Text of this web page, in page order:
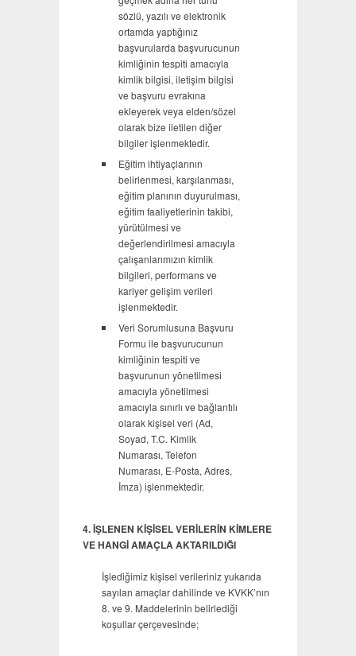
sözlü, yazılı ve elektronik
ortamda yaptığınız
başvurularda başvurucunun
kimliğinin tespiti amacıyla
kimlik bilgisi, iletişim bilgisi
ve başvuru evrakına
ekleyerek veya elden/sözel
olarak bize iletilen diğer
bilgiler işlenmektedir.
Eğitim ihtiyaçlarının
belirlenmesi, karşılanması,
eğitim planının duyurulması,
eğitim faaliyetlerinin takibi,
yürütülmesi ve
değerlendirilmesi amacıyla
çalışanlarımızın kimlik
bilgileri, performans ve
kariyer gelişim verileri
işlenmektedir.
Veri Sorumlusuna Başvuru
Formu ile başvurucunun
kimliğinin tespiti ve
başvurunun yönetilmesi
amacıyla yönetilmesi
amacıyla sınırlı ve bağlantılı
olarak kişisel veri (Ad,
Soyad, T.C. Kimlik
Numarası, Telefon
Numarası, E-Posta, Adres,
İmza) işlenmektedir.
4. İŞLENEN KİŞİSEL VERİLERİN KİMLERE
VE HANGİ AMAÇLA AKTARILDIĞI
İşlediğimiz kişisel verileriniz yukarıda
sayılan amaçlar dahilinde ve KVKK’nın
8. ve 9. Maddelerinin belirlediği
koşullar çerçevesinde;